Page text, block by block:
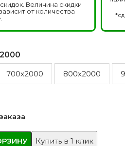
Величина скидки
от количества
700x2000 800x2000
Купить в 1 клик